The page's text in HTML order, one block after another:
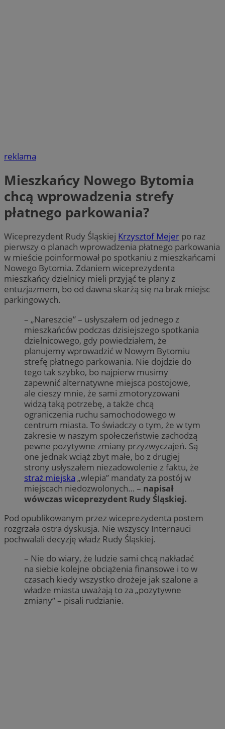
reklama
Mieszkańcy Nowego Bytomia
chcą wprowadzenia strefy
płatnego parkowania?
Wiceprezydent Rudy Śląskiej Krzysztof Mejer po raz
pierwszy o planach wprowadzenia płatnego parkowania
w mieście poinformował po spotkaniu z mieszkańcami
Nowego Bytomia. Zdaniem wiceprezydenta
mieszkańcy dzielnicy mieli przyjąć te plany z
entuzjazmem, bo od dawna skarżą się na brak miejsc
parkingowych.
– „Nareszcie” – usłyszałem od jednego z
mieszkańców podczas dzisiejszego spotkania
dzielnicowego, gdy powiedziałem, że
planujemy wprowadzić w Nowym Bytomiu
strefę płatnego parkowania. Nie dojdzie do
tego tak szybko, bo najpierw musimy
zapewnić alternatywne miejsca postojowe,
ale cieszy mnie, że sami zmotoryzowani
widzą taką potrzebę, a także chcą
ograniczenia ruchu samochodowego w
centrum miasta. To świadczy o tym, że w tym
zakresie w naszym społeczeństwie zachodzą
pewne pozytywne zmiany przyzwyczajeń. Są
one jednak wciąż zbyt małe, bo z drugiej
strony usłyszałem niezadowolenie z faktu, że
straż miejska „wlepia” mandaty za postój w
miejscach niedozwolonych… – napisał
wówczas wiceprezydent Rudy Śląskiej.
Pod opublikowanym przez wiceprezydenta postem
rozgrzała ostra dyskusja. Nie wszyscy Internauci
pochwalali decyzję władz Rudy Śląskiej.
– Nie do wiary, że ludzie sami chcą nakładać
na siebie kolejne obciążenia finansowe i to w
czasach kiedy wszystko drożeje jak szalone a
władze miasta uważają to za „pozytywne
zmiany” – pisali rudzianie.